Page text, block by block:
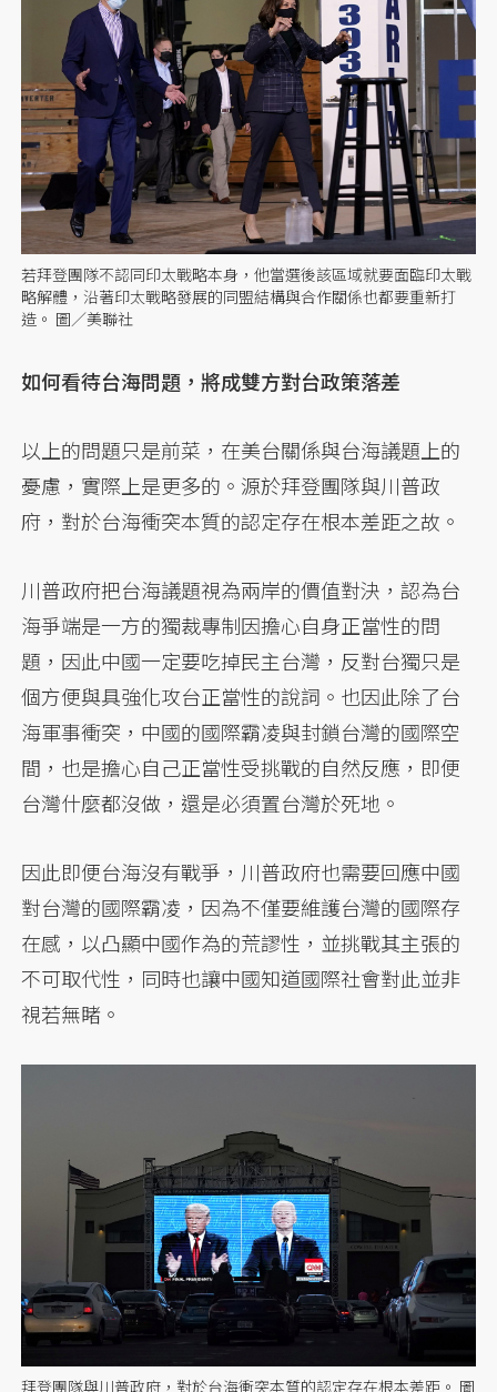
若拜登團隊不認同印太戰略本身，他當選後該區域就要面臨印太戰
略解體，沿著印太戰略發展的同盟結構與合作關係也都要重新打
造。 圖／美聯社
如何看待台海問題，將成雙方對台政策落差
以上的問題只是前菜，在美台關係與台海議題上的
憂慮，實際上是更多的。源於拜登團隊與川普政
府，對於台海衝突本質的認定存在根本差距之故。
川普政府把台海議題視為兩岸的價值對決，認為台
海爭端是一方的獨裁專制因擔心自身正當性的問
題，因此中國一定要吃掉民主台灣，反對台獨只是
個方便與具強化攻台正當性的說詞。也因此除了台
海軍事衝突，中國的國際霸凌與封鎖台灣的國際空
間，也是擔心自己正當性受挑戰的自然反應，即便
台灣什麼都沒做，還是必須置台灣於死地。
因此即便台海沒有戰爭，川普政府也需要回應中國
對台灣的國際霸凌，因為不僅要維護台灣的國際存
在感，以凸顯中國作為的荒謬性，並挑戰其主張的
不可取代性，同時也讓中國知道國際社會對此並非
視若無睹。
拜登團隊與川普政府，對於台海衝突本質的認定存在根本差距。 圖